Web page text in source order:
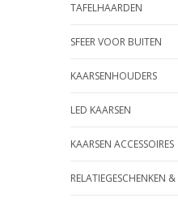
TAFELHAARDEN
SFEER VOOR BUITEN
KAARSENHOUDERS
LED KAARSEN
KAARSEN ACCESSOIRES
RELATIEGESCHENKEN